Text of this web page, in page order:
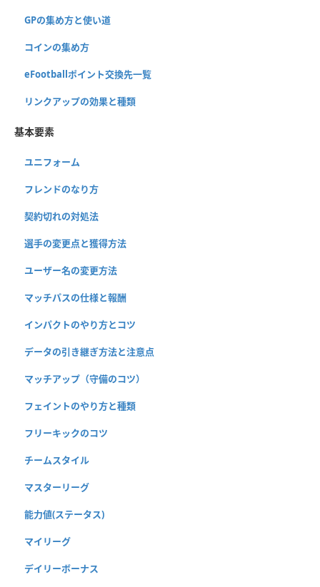
GPの集め方と使い道
コインの集め方
eFootballポイント交換先一覧
リンクアップの効果と種類
基本要素
ユニフォーム
フレンドのなり方
契約切れの対処法
選手の変更点と獲得方法
ユーザー名の変更方法
マッチパスの仕様と報酬
インパクトのやり方とコツ
データの引き継ぎ方法と注意点
マッチアップ（守備のコツ）
フェイントのやり方と種類
フリーキックのコツ
チームスタイル
マスターリーグ
能力値(ステータス)
マイリーグ
デイリーボーナス